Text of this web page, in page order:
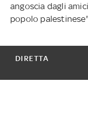
angoscia dagli
popolo palestinese".
DIRETTA